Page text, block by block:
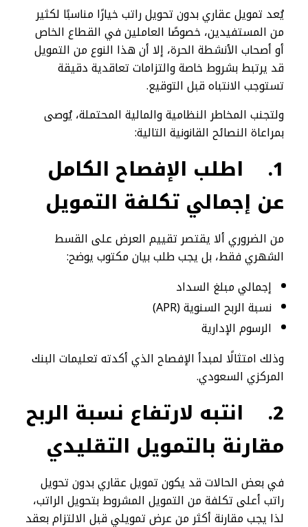
يُعد تمويل عقاري بدون تحويل راتب خيارًا مناسبًا لكثير
من المستفيدين، خصوصًا العاملين في القطاع الخاص
أو أصحاب الأنشطة الحرة، إلا أن هذا النوع من التمويل
قد يرتبط بشروط خاصة والتزامات تعاقدية دقيقة
تستوجب الانتباه قبل التوقيع.
ولتجنب المخاطر النظامية والمالية المحتملة، يُوصى
بمراعاة النصائح القانونية التالية:
1.
اطلب الإفصاح الكامل
عن إجمالي تكلفة التمويل
من الضروري ألا يقتصر تقييم العرض على القسط
الشهري فقط، بل يجب طلب بيان مكتوب يوضح:
إجمالي مبلغ السداد
نسبة الربح السنوية (APR)
الرسوم الإدارية
وذلك امتثالًا لمبدأ الإفصاح الذي أكدته تعليمات البنك
المركزي السعودي.
2.
انتبه لارتفاع نسبة الربح
مقارنة بالتمويل التقليدي
في بعض الحالات قد يكون تمويل عقاري بدون تحويل
راتب أعلى تكلفة من التمويل المشروط بتحويل الراتب،
لذا يجب مقارنة أكثر من عرض تمويلي قبل الالتزام بعقد